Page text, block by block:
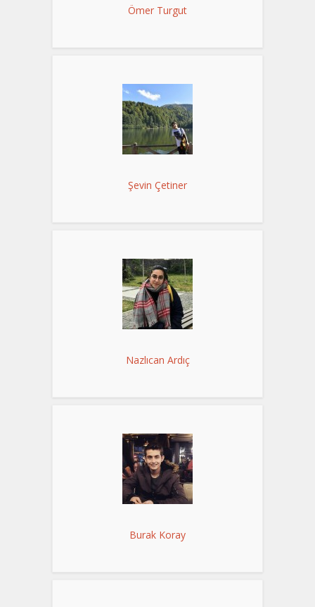
Ömer Turgut
Şevin Çetiner
Nazlıcan Ardıç
Burak Koray